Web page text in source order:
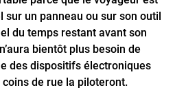
sur un panneau ou sur son outil
du temps restant avant son
bientôt plus besoin de
des dispositifs électroniques
de rue la piloteront.